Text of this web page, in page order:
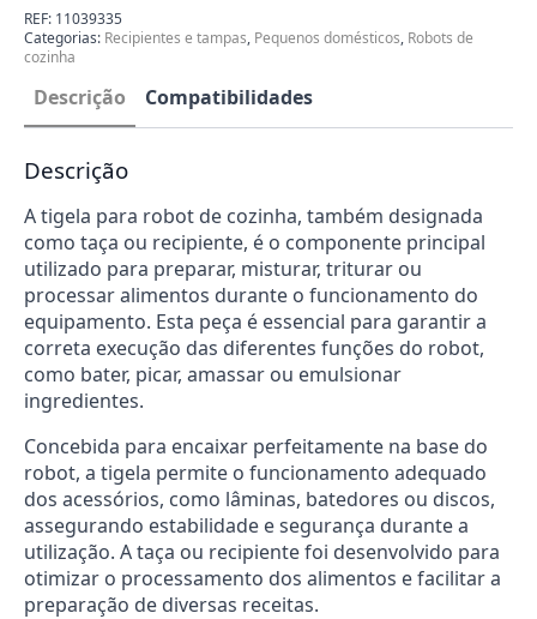
para
Robot
de
Cozinha
Bosch
11039335
REF: 11039335
Categorias: Recipientes e tampas, Pequenos domésticos, Robots de
cozinha
Descrição Compatibilidades
Descrição
A tigela para robot de cozinha, também designada
como taça ou recipiente, é o componente principal
utilizado para preparar, misturar, triturar ou
processar alimentos durante o funcionamento do
equipamento. Esta peça é essencial para garantir a
correta execução das diferentes funções do robot,
como bater, picar, amassar ou emulsionar
ingredientes.
Concebida para encaixar perfeitamente na base do
robot, a tigela permite o funcionamento adequado
dos acessórios, como lâminas, batedores ou discos,
assegurando estabilidade e segurança durante a
utilização. A taça ou recipiente foi desenvolvido para
otimizar o processamento dos alimentos e facilitar a
preparação de diversas receitas.